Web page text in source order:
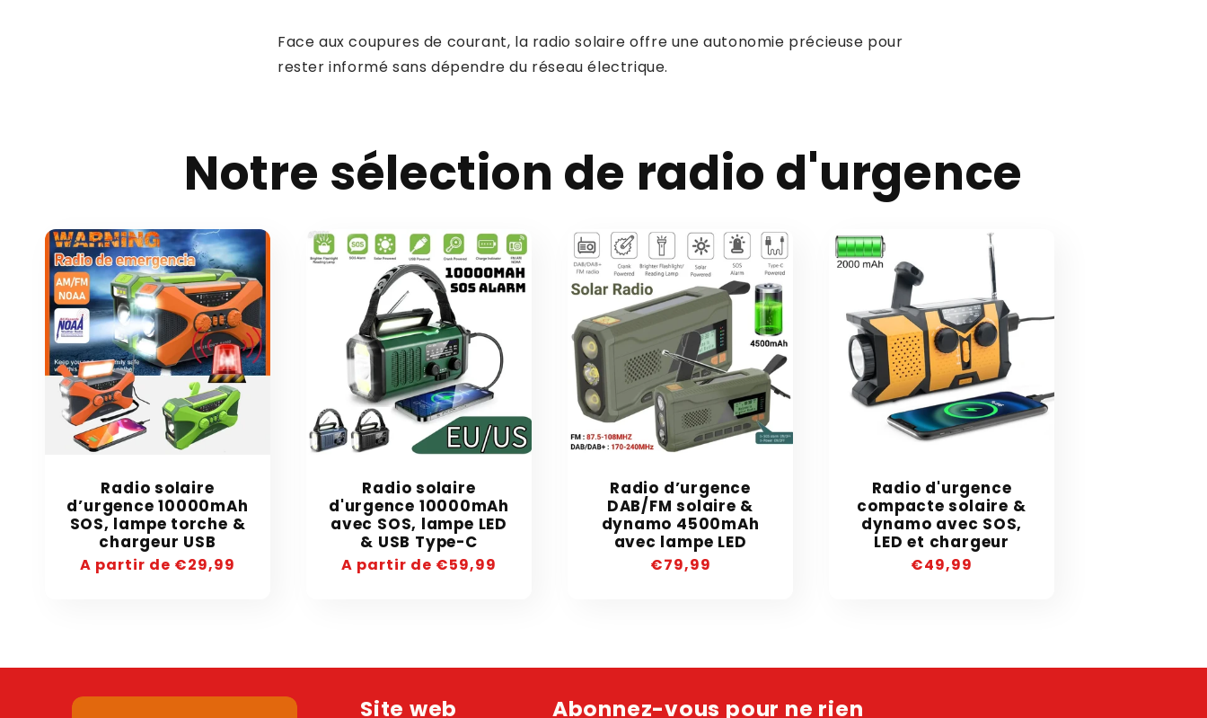
Face aux coupures de courant, la radio solaire offre une autonomie précieuse pour
rester informé sans dépendre du réseau électrique.
Notre sélection de radio d'urgence
Radio solaire
d’urgence 10000mAh
SOS, lampe torche &
chargeur USB
Precio
A partir de €29,99
Radio solaire
d'urgence 10000mAh
avec SOS, lampe LED
& USB Type-C
Precio
A partir de €59,99
Radio d’urgence
DAB/FM solaire &
dynamo 4500mAh
avec lampe LED
Precio
€79,99
Radio d'urgence
compacte solaire &
dynamo avec SOS,
LED et chargeur
Precio
€49,99
Site web
Abonnez-vous pour ne rien